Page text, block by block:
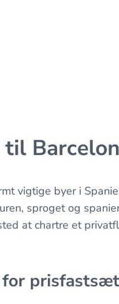
vigtige byer i
sproget og
at chartre et
for